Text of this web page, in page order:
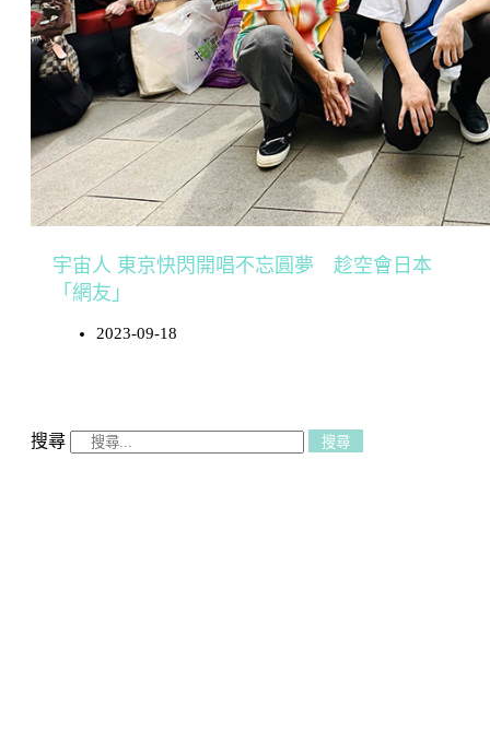
宇宙人 東京快閃開唱不忘圓夢 趁空會日本
「網友」
2023-09-18
搜尋 搜尋